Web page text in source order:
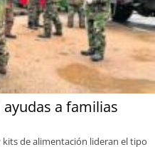
a familias
kits de alimentación lideran el tipo